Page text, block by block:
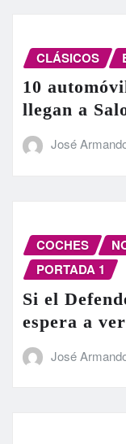
CLÁSICOS
10
llegan a
José
COCHES
PORTADA 1
Si el
espera a
José